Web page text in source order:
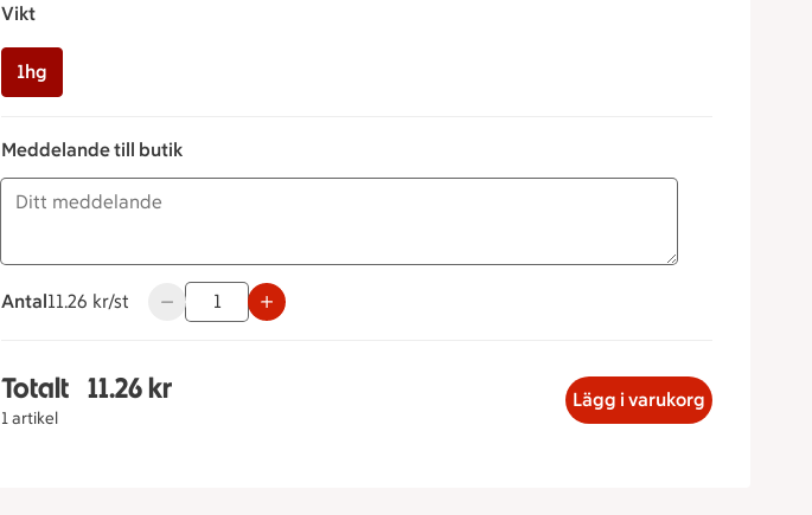
Vikt
1hg
Meddelande till butik
Antal
11.26 kronor styck
11.26 kr/st Använd knapparna för att minska eller öka värdet, eller ange ett värde
Totalt
1 artikel
Totalt 1 stycken Potatissallad Dill Vikt 1hg, 11.26 kronor
11.26 kr Lägg i varukorg